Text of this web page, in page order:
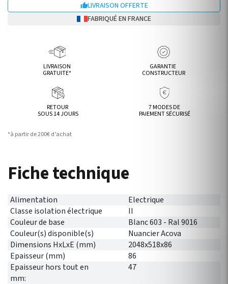
LIVRAISON OFFERTE
FABRIQUÉ EN FRANCE
LIVRAISON
GRATUITE*
GARANTIE
CONSTRUCTEUR
RETOUR
SOUS 14 JOURS
7 MODES DE
PAIEMENT SÉCURISÉ
*à partir de 200€ d’achat
Fiche technique
Alimentation
Electrique
Classe isolation électrique
II
Couleur de base
Blanc 603 - Ral 9016
Couleur(s) disponible(s)
Nuancier Acova
Dimensions HxLxE (mm)
2048x518x86
Epaisseur (mm)
86
Epaisseur hors tout en
mm:
47